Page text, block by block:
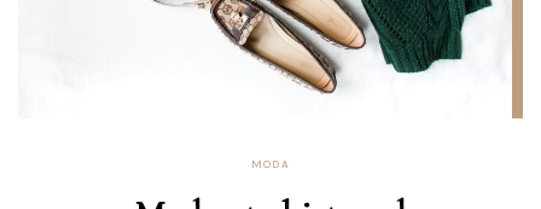
MODA